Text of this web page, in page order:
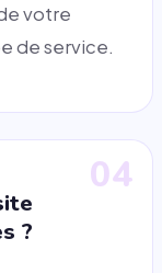
votre
de service.
04
?